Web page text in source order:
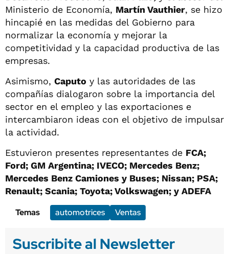
Ministerio de Economía, Martín Vauthier, se hizo
hincapié en las medidas del Gobierno para
normalizar la economía y mejorar la
competitividad y la capacidad productiva de las
empresas.
Asimismo, Caputo y las autoridades de las
compañías dialogaron sobre la importancia del
sector en el empleo y las exportaciones e
intercambiaron ideas con el objetivo de impulsar
la actividad.
Estuvieron presentes representantes de FCA;
Ford; GM Argentina; IVECO; Mercedes Benz;
Mercedes Benz Camiones y Buses; Nissan; PSA;
Renault; Scania; Toyota; Volkswagen; y ADEFA
Temas
automotrices Ventas
Suscribite al Newsletter